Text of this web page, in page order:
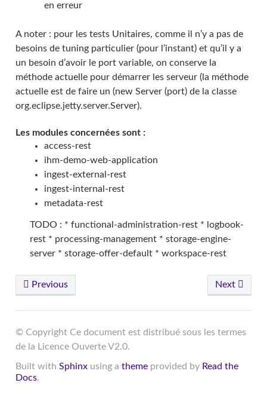
en erreur
A noter : pour les tests Unitaires, comme il n’y a pas de
besoins de tuning particulier (pour l’instant) et qu’il y a
un besoin d’avoir le port variable, on conserve la
méthode actuelle pour démarrer les serveur (la méthode
actuelle est de faire un (new Server (port) de la classe
org.eclipse.jetty.server.Server).
Les modules concernées sont :
access-rest
ihm-demo-web-application
ingest-external-rest
ingest-internal-rest
metadata-rest
TODO : * functional-administration-rest * logbook-
rest * processing-management * storage-engine-
server * storage-offer-default * workspace-rest
Previous Next
© Copyright Ce document est distribué sous les termes
de la Licence Ouverte V2.0.
Built with Sphinxusing a themeprovided by Read the
Docs.